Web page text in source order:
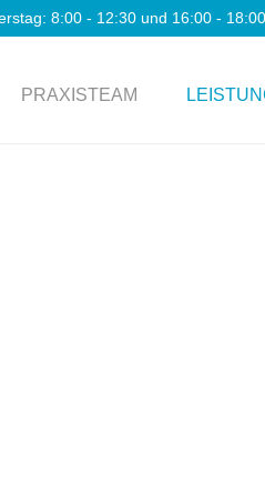
8:00 - 12:30 und 16:00 -
PRAXISTEAM